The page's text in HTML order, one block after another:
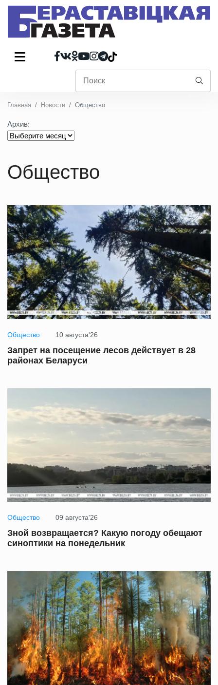
Главная Новости Общество
Архив:
Общество
Общество 10 августа'26
Запрет на посещение лесов действует в 28
районах Беларуси
Общество 09 августа'26
Зной возвращается? Какую погоду обещают
синоптики на понедельник